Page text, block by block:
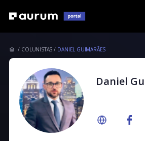
COLUNISTAS DANIEL GUIMARÃES
Daniel